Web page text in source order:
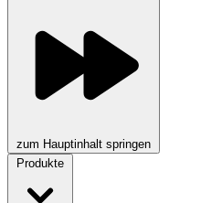
zum Hauptinhalt springen
Produkte